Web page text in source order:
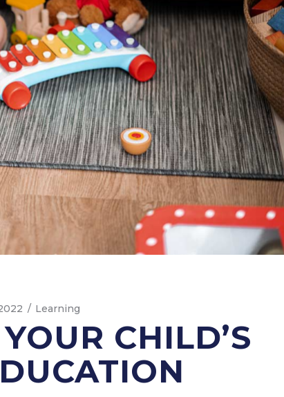
Learning
CHILD’S